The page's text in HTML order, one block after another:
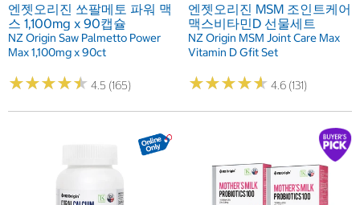
엔젯오리진 쏘팔메토 파워 맥
스 1,100mg x 90캡슐
NZ Origin Saw Palmetto Power
Max 1,100mg x 90ct
★★★★★
★★★★★ 4.5 (165)
엔젯오리진 MSM 조인트케어
맥스비타민D 선물세트
NZ Origin MSM Joint Care Max
Vitamin D Gfit Set
★★★★★
★★★★★ 4.6 (131)